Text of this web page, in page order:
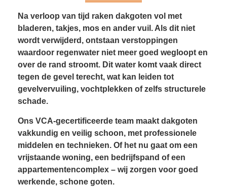
Na verloop van tijd raken dakgoten vol met
bladeren, takjes, mos en ander vuil. Als dit niet
wordt verwijderd, ontstaan verstoppingen
waardoor regenwater niet meer goed wegloopt en
over de rand stroomt. Dit water komt vaak direct
tegen de gevel terecht, wat kan leiden tot
gevelvervuiling, vochtplekken of zelfs structurele
schade.
Ons VCA-gecertificeerde team maakt dakgoten
vakkundig en veilig schoon, met professionele
middelen en technieken. Of het nu gaat om een
vrijstaande woning, een bedrijfspand of een
appartementencomplex – wij zorgen voor goed
werkende, schone goten.